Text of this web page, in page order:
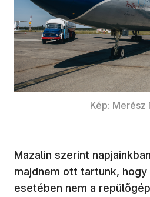
Kép: Merész
Mazalin szerint
majdnem ott tartunk,
esetében nem a